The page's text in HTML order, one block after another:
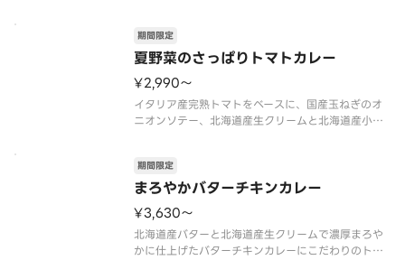
トカレー」、北海道産生クリームとバターがコクを
引き出す「まろやかバターチキ
夏野菜のさっぱりトマトカレー
期間限定
¥2,990〜
イタリア産完熟トマトをベースに、国産玉ねぎのオ
ニオンソテー、北海道産生クリームと北海道産小麦
楽しめる、さっぱり爽快な夏の新作。オニオン、コ
ーン、ズッキーニ、トマトカレー
まろやかバターチキンカレー
期間限定
¥3,630〜
北海道産バターと北海道産生クリームで濃厚まろや
かに仕上げたバターチキンカレーにこだわりのトッ